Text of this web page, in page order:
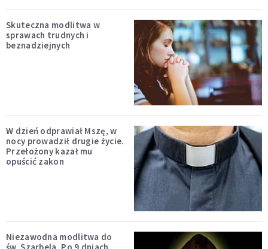
Skuteczna modlitwa w
sprawach trudnych i
beznadziejnych
W dzień odprawiał Mszę, w
nocy prowadził drugie życie.
Przełożony kazał mu
opuścić zakon
Niezawodna modlitwa do
św. Szarbela. Po 9 dniach